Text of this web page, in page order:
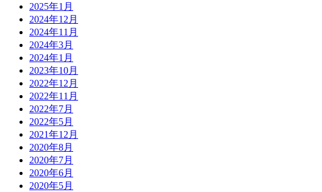
2025年1月
2024年12月
2024年11月
2024年3月
2024年1月
2023年10月
2022年12月
2022年11月
2022年7月
2022年5月
2021年12月
2020年8月
2020年7月
2020年6月
2020年5月